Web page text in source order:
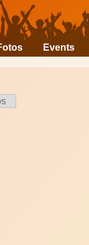
Events